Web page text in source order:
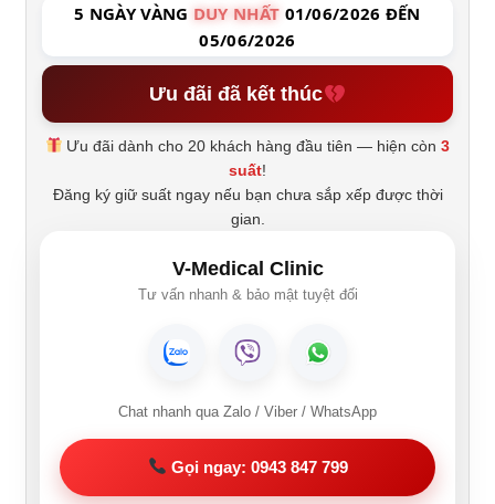
5 NGÀY VÀNG DUY NHẤT 01/06/2026 ĐẾN
05/06/2026
Ưu đãi đã kết thúc
Ưu đãi dành cho 20 khách hàng đầu tiên — hiện còn3
suất!
Đăng ký giữ suất ngay nếu bạn chưa sắp xếp được thời
gian.
V-Medical Clinic
Tư vấn nhanh & bảo mật tuyệt đối
Chat nhanh qua Zalo / Viber / WhatsApp
Gọi ngay: 0943 847 799